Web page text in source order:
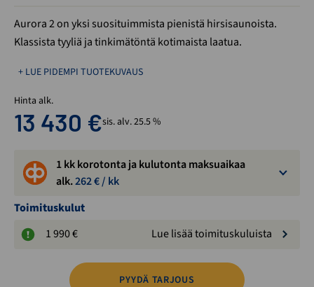
Aurora 2 on yksi suosituimmista pienistä hirsisaunoista.
Klassista tyyliä ja tinkimätöntä kotimaista laatua.
+ LUE PIDEMPI TUOTEKUVAUS
Hinta alk.
13 430 €sis. alv. 25.5 %
1 kk korotonta ja kulutonta maksuaikaa
alk.262€ / kk
Toimituskulut
1 990 €
Lue lisää toimituskuluista
PYYDÄ TARJOUS